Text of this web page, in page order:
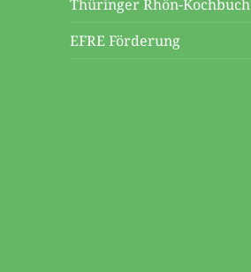
Thüringer Rhön-Kochbuch
EFRE Förderung